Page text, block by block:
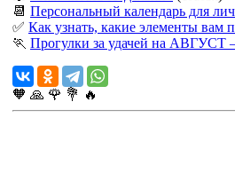
📆 Персональный календарь для
✅ Как узнать, какие элементы вам
🏃 Прогулки за удачей на
🧡 🙏 🌹 💐 🔥